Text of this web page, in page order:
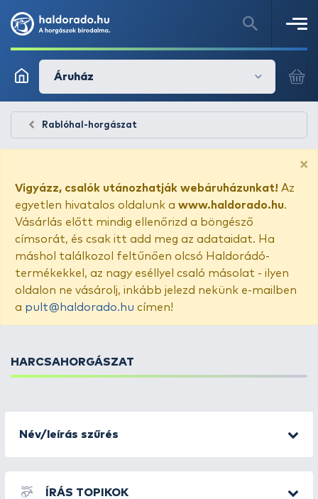
Áruház
Rablóhal-horgászat
×
Vigyázz, csalók utánozhatják webáruházunkat! Az
egyetlen hivatalos oldalunk a www.haldorado.hu.
Vásárlás előtt mindig ellenőrizd a böngésző
címsorát, és csak itt add meg az adataidat. Ha
máshol találkozol feltűnően olcsó Haldorádó-
termékekkel, az nagy eséllyel csaló másolat - ilyen
oldalon ne vásárolj, inkább jelezd nekünk e-mailben
a pult@haldorado.hu címen!
HARCSAHORGÁSZAT
Név/leírás szűrés
ÍRÁS TOPIKOK